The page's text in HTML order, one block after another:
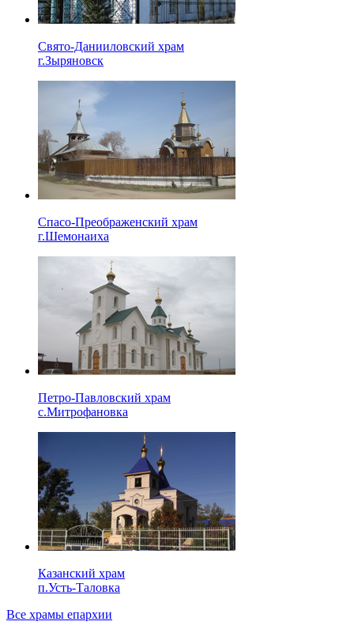
Свято-Данииловский храм
г.Зыряновск
Спасо-Преображенский храм
г.Шемонаиха
Петро-Павловский храм
с.Митрофановка
Казанский храм
п.Усть-Таловка
Все храмы епархии